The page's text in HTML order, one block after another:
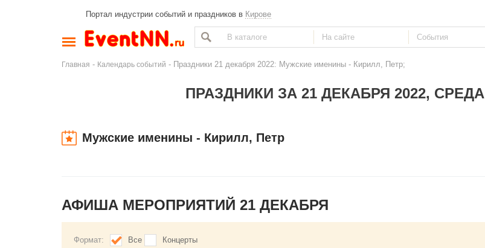
Портал индустрии событий и праздников в Кирове
Главная - Календарь событий - Праздники 21 декабря 2022: Мужские именины - Кирилл, Петр;
ПРАЗДНИКИ ЗА 21 ДЕКАБРЯ 2022, СРЕДА
Мужские именины - Кирилл, Петр
АФИША МЕРОПРИЯТИЙ 21 ДЕКАБРЯ
Формат: Все
Концерты